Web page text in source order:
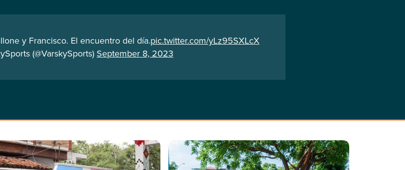
y Francisco. El encuentro del día.pic.twitter.com/yLz95SXLcX
(@VarskySports) September 8, 2023